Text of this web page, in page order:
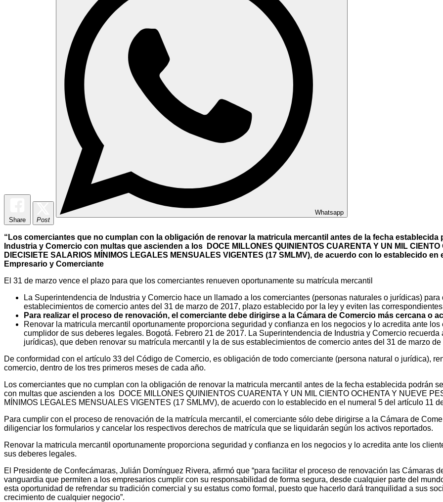
Share Post
Whatsapp
“Los comerciantes que no cumplan con la obligación de renovar la matricula mercantil antes de la fecha
Industria y Comercio con multas que ascienden a los DOCE MILLONES QUINIENTOS CUARENTA Y UN MIL
DIECISIETE SALARIOS MÍNIMOS LEGALES MENSUALES VIGENTES (17 SMLMV), de acuerdo con lo establecido
Empresario y Comerciante
El 31 de marzo vence el plazo para que los comerciantes renueven oportunamente su matrícula mercantil
La Superintendencia de Industria y Comercio hace un llamado a los comerciantes (personas naturales o jurídicas)
establecimientos de comercio antes del 31 de marzo de 2017, plazo establecido por la ley y eviten las
Para realizar el proceso de renovación, el comerciante debe dirigirse a la Cámara de Comercio más cercana o
Renovar la matricula mercantil oportunamente proporciona seguridad y confianza en los negocios y lo acredita ante
cumplidor de sus deberes legales. Bogotá. Febrero 21 de 2017. La Superintendencia de Industria y Comercio
jurídicas), que deben renovar su matrícula mercantil y la de sus establecimientos de comercio antes del 31 de marzo de
De conformidad con el artículo 33 del Código de Comercio, es obligación de todo comerciante (persona natural o jurídica),
comercio, dentro de los tres primeros meses de cada año.
Los comerciantes que no cumplan con la obligación de renovar la matricula mercantil antes de la fecha establecida podrán
con multas que ascienden a los DOCE MILLONES QUINIENTOS CUARENTA Y UN MIL CIENTO OCHENTA Y NUEVE
MÍNIMOS LEGALES MENSUALES VIGENTES (17 SMLMV), de acuerdo con lo establecido en el numeral 5 del artículo 11
Para cumplir con el proceso de renovación de la matrícula mercantil, el comerciante sólo debe dirigirse a la Cámara de
diligenciar los formularios y cancelar los respectivos derechos de matrícula que se liquidarán según los activos reportados.
Renovar la matricula mercantil oportunamente proporciona seguridad y confianza en los negocios y lo acredita ante los
sus deberes legales.
El Presidente de Confecámaras, Julián Domínguez Rivera, afirmó que “para facilitar el proceso de renovación las Cámaras
vanguardia que permiten a los empresarios cumplir con su responsabilidad de forma segura, desde cualquier parte del
esta oportunidad de refrendar su tradición comercial y su estatus como formal, puesto que hacerlo dará tranquilidad a sus
crecimiento de cualquier negocio”.